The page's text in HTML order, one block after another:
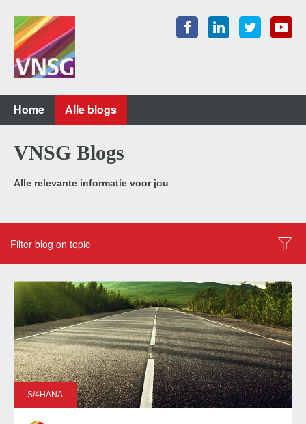
Home Alle blogs
VNSG Blogs
Alle relevante informatie voor jou
Filter blog on topic
S/4HANA